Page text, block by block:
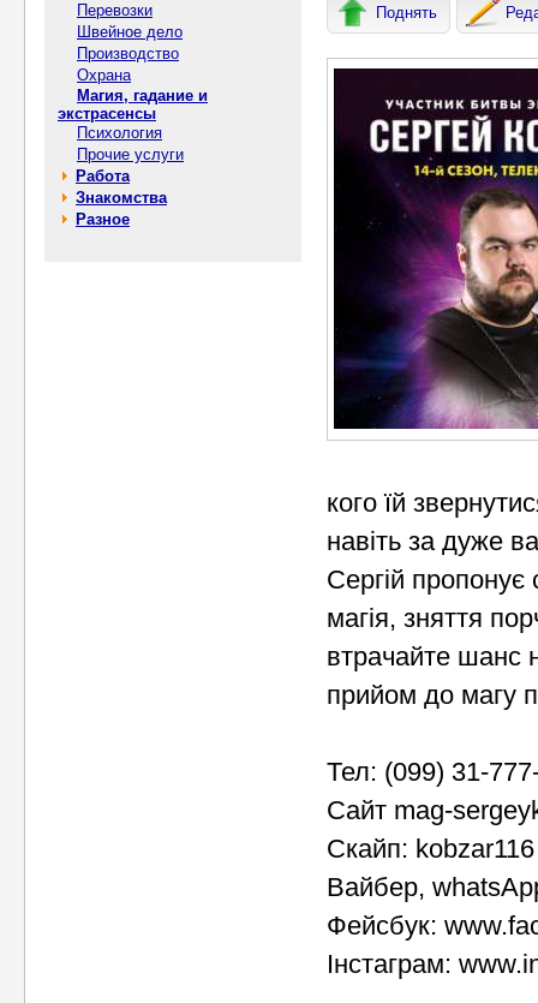
Перевозки
Швейное дело
Производство
Охрана
Магия, гадание и
экстрасенсы
Психология
Прочие услуги
Работа
Знакомства
Разное
Поднять
кого їй
навіть за дуже
Сергій
магія, зняття
втрачайте шанс
прийом до магу
Тел: (099) 31-
Сайт mag-
Скайп: kobzar116
Вайбер,
Фейсбук:
Інстаграм: